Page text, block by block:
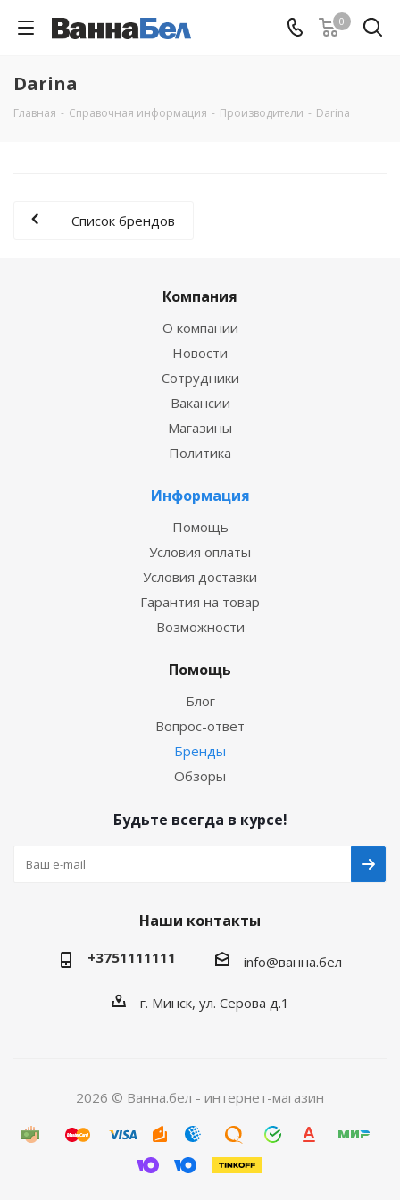
0
Darina
Главная - Справочная информация - Производители - Darina
Список брендов
Компания
О компании
Новости
Сотрудники
Вакансии
Магазины
Политика
Информация
Помощь
Условия оплаты
Условия доставки
Гарантия на товар
Возможности
Помощь
Блог
Вопрос-ответ
Бренды
Обзоры
Будьте всегда в курсе!
Наши контакты
+3751111111 info@ванна.бел
г. Минск, ул. Серова д.1
2026 © Ванна.бел - интернет-магазин